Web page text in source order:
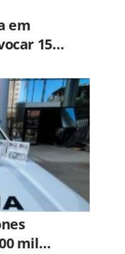
em
15
mil